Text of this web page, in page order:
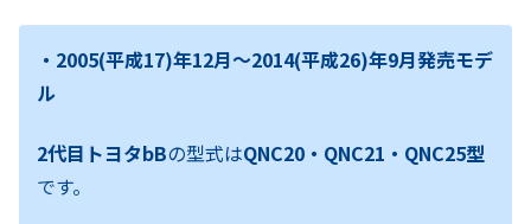
・2005(平成17)年12月～2014(平成26)年9月発売モデ
ル
2代目トヨタbBの型式はQNC20・QNC21・QNC25型
です。